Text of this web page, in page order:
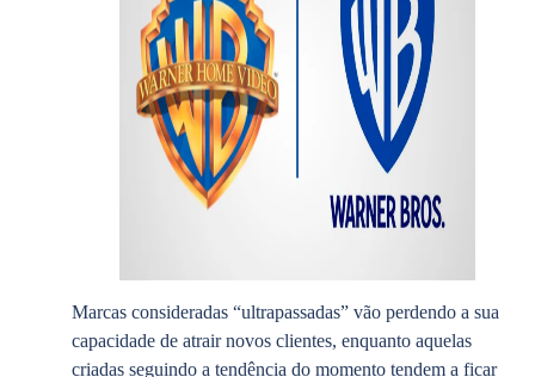
Marcas consideradas “ultrapassadas” vão perdendo a sua
capacidade de atrair novos clientes, enquanto aquelas
criadas seguindo a tendência do momento tendem a ficar